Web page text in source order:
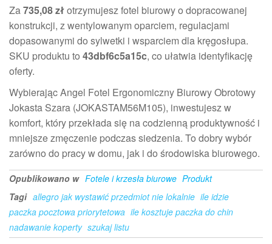
Za735,08 złotrzymujesz fotel biurowy o dopracowanej
konstrukcji, z wentylowanym oparciem, regulacjami
dopasowanymi do sylwetki i wsparciem dla kręgosłupa.
SKU produktu to 43dbf6c5a15c, co ułatwia identyfikację
oferty.
Wybierając Angel Fotel Ergonomiczny Biurowy Obrotowy
Jokasta Szara (JOKASTAM56M105), inwestujesz w
komfort, który przekłada się na codzienną produktywność i
mniejsze zmęczenie podczas siedzenia. To dobry wybór
zarówno do pracy w domu, jak i do środowiska biurowego.
Opublikowano w Fotele i krzesła biurowe Produkt
Tagi allegro jak wystawić przedmiot nie lokalnie ile idzie
paczka pocztowa priorytetowa ile kosztuje paczka do chin
nadawanie koperty szukaj listu